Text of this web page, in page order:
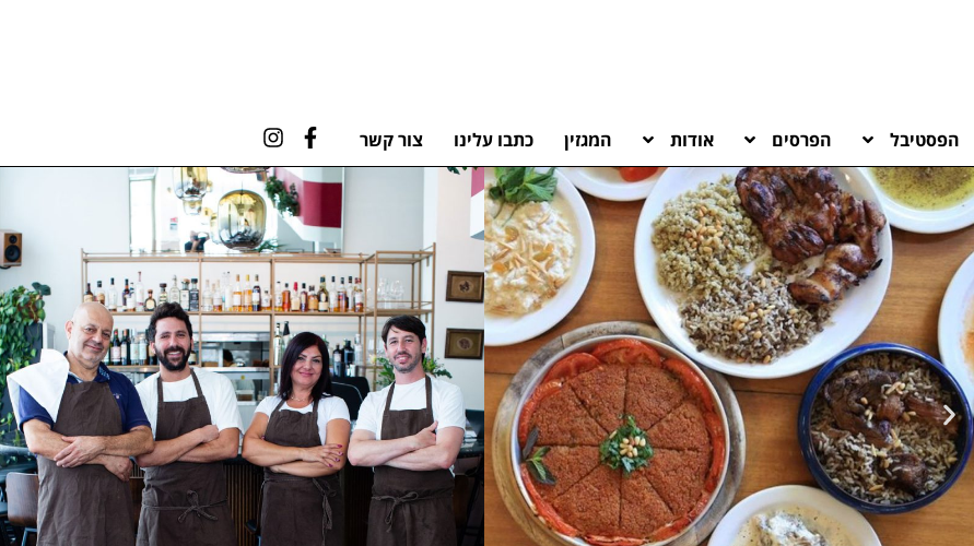
הפסטיבל הפרסים אודות המגזין כתבו עלינו צור קשר